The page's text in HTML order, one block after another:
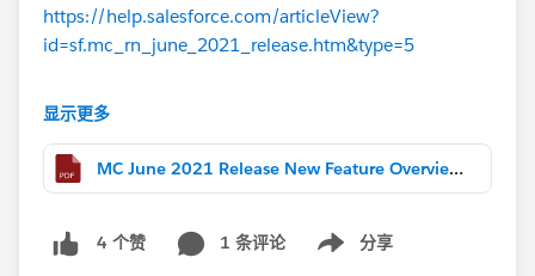
https://help.salesforce.com/articleView?
id=sf.mc_rn_june_2021_release.htm&type=5
Domande?
i nostri esperti vi forniranno un feedback.
Moroni @Vincenzo Parini @Claudio Esposito
显示更多
MC June 2021 Release New Feature Overview_ITA version.pdf
4 个赞 1 条评论 分享
Show menu